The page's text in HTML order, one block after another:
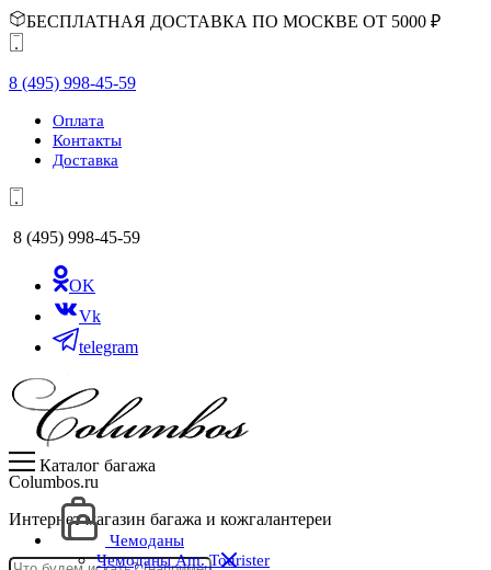
БЕСПЛАТНАЯ ДОСТАВКА ПО МОСКВЕ ОТ 5000 ₽
8 (495) 998-45-59
Оплата
Контакты
Доставка
8 (495) 998-45-59
OK
Vk
telegram
Columbos.ru
Интернет магазин багажа и кожгалантереи
Каталог багажа
Чемоданы
Чемоданы Am. Tourister